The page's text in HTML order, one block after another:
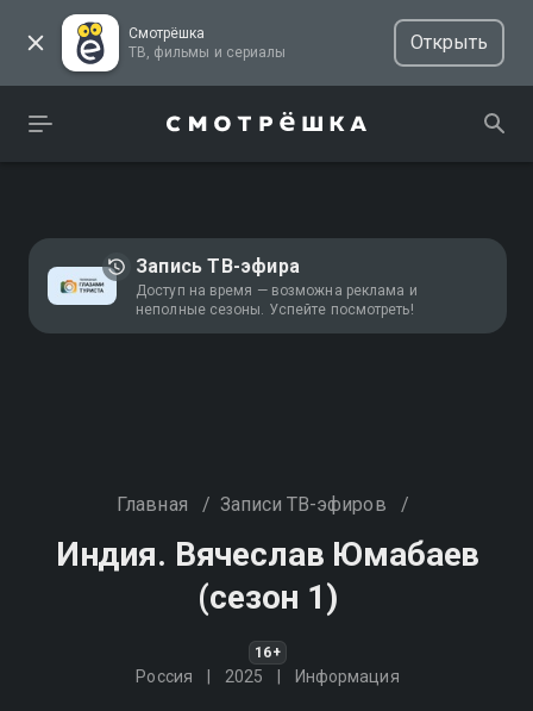
Смотрёшка
ТВ, фильмы и сериалы
Открыть
Запись ТВ-эфира
Доступ на время — возможна реклама и
неполные сезоны. Успейте посмотреть!
Главная / Записи ТВ-эфиров /
Индия. Вячеслав Юмабаев
(сезон 1)
16+
Россия 2025 Информация